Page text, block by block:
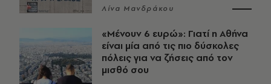
Λίνα Μανδράκου
«Μένουν 6 ευρώ»: Γιατί η Αθήνα
είναι μία από τις πιο δύσκολες
πόλεις για να ζήσεις από τον
μισθό σου